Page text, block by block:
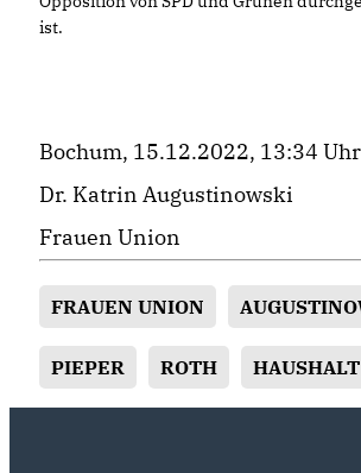
ist.
Bochum, 15.12.2022, 13:34 Uhr
Dr. Katrin Augustinowski
Frauen Union
FRAUEN UNION
PIEPER ROTH HAUSHALT